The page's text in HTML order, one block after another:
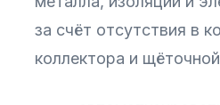
за счёт отсутствия в
коллектора и